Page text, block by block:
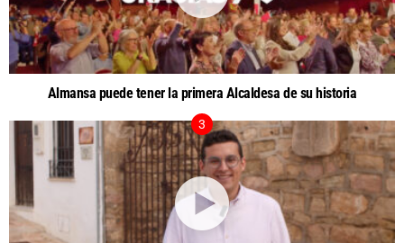
Almansa puede tener la primera Alcaldesa de su historia